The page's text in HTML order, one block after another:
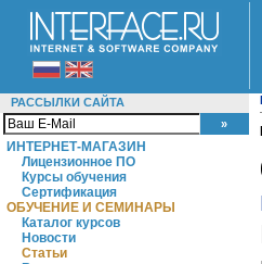
РАССЫЛКИ САЙТА
ИНТЕРНЕТ-МАГАЗИН
Лицензионное ПО
Курсы обучения
Сертификация
ОБУЧЕНИЕ И СЕМИНАРЫ
Каталог курсов
Новости
Статьи